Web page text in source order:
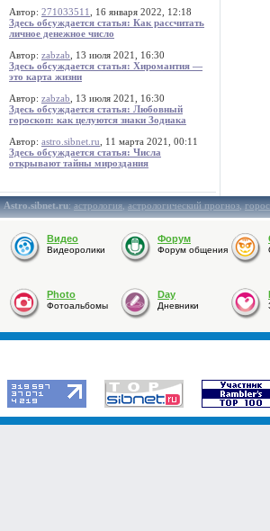
Автор: 271033511
, 16 января 2022, 12:18
Здесь обсуждается статья: Как рассчитать
личное денежное число
Автор: zabzab , 13 июля 2021, 16:30
Здесь обсуждается статья: Хиромантия —
это карта жизни
Автор: zabzab , 13 июля 2021, 16:30
Здесь обсуждается статья: Любовный
гороскоп: как целуются знаки Зодиака
Автор: astro.sibnet.ru , 11 марта 2021, 00:11
Здесь обсуждается статья: Числа
открывают тайны мироздания
Astro.sibnet.ru:астрология,астрологический прогноз,
Видео
Видеоролики
Форум
Форум общения
Photo
Фотоальбомы
Day
Дневники